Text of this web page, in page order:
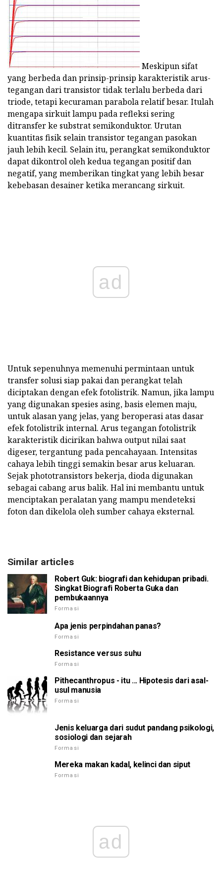
Meskipun sifat
yang berbeda dan prinsip-prinsip karakteristik arus-
tegangan dari transistor tidak terlalu berbeda dari
triode, tetapi kecuraman parabola relatif besar. Itulah
mengapa sirkuit lampu pada refleksi sering
ditransfer ke substrat semikonduktor. Urutan
kuantitas fisik selain transistor tegangan pasokan
jauh lebih kecil. Selain itu, perangkat semikonduktor
dapat dikontrol oleh kedua tegangan positif dan
negatif, yang memberikan tingkat yang lebih besar
kebebasan desainer ketika merancang sirkuit.
ad
Untuk sepenuhnya memenuhi permintaan untuk
transfer solusi siap pakai dan perangkat telah
diciptakan dengan efek fotolistrik. Namun, jika lampu
yang digunakan spesies asing, basis elemen maju,
untuk alasan yang jelas, yang beroperasi atas dasar
efek fotolistrik internal. Arus tegangan fotolistrik
karakteristik dicirikan bahwa output nilai saat
digeser, tergantung pada pencahayaan. Intensitas
cahaya lebih tinggi semakin besar arus keluaran.
Sejak phototransistors bekerja, dioda digunakan
sebagai cabang arus balik. Hal ini membantu untuk
menciptakan peralatan yang mampu mendeteksi
foton dan dikelola oleh sumber cahaya eksternal.
Similar articles
Robert Guk: biografi dan kehidupan pribadi.
Singkat Biografi Roberta Guka dan
pembukaannya
Formasi
Apa jenis perpindahan panas?
Formasi
Resistance versus suhu
Formasi
Pithecanthropus - itu ... Hipotesis dari asal-
usul manusia
Formasi
Jenis keluarga dari sudut pandang psikologi,
sosiologi dan sejarah
Formasi
Mereka makan kadal, kelinci dan siput
Formasi
ad